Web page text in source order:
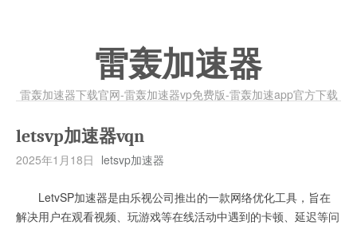
雷轰加速器
雷轰加速器下载官网-雷轰加速器vp免费版-雷轰加速app官方下载
letsvp加速器vqn
2025年1月18日 letsvp加速器
LetvSP加速器是由乐视公司推出的一款网络优化工具，旨在
解决用户在观看视频、玩游戏等在线活动中遇到的卡顿、延迟等问